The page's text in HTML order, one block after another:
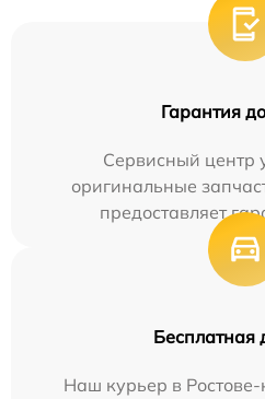
Гарантия
Сервисный центр
оригинальные
предоставляет
Бесплатная
Наш курьер в